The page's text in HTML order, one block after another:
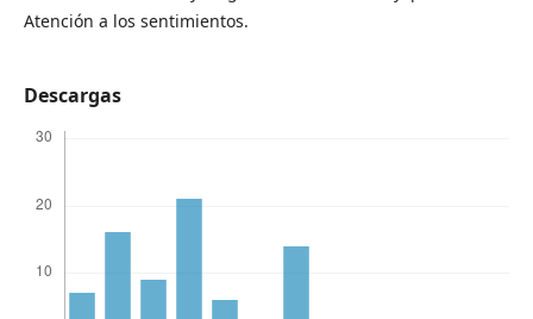
Atención a los sentimientos.
Descargas